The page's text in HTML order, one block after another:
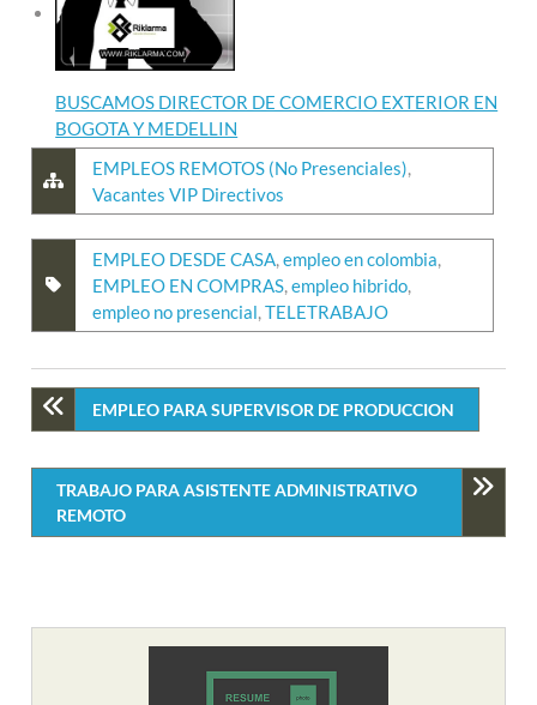
BUSCAMOS DIRECTOR DE COMERCIO EXTERIOR EN
BOGOTA Y MEDELLIN
EMPLEOS REMOTOS (No Presenciales),
Vacantes VIP Directivos
EMPLEO DESDE CASA,empleo en colombia,
EMPLEO EN COMPRAS,empleo hibrido,
empleo no presencial,TELETRABAJO
EMPLEO PARA SUPERVISOR DE PRODUCCION
TRABAJO PARA ASISTENTE ADMINISTRATIVO
REMOTO